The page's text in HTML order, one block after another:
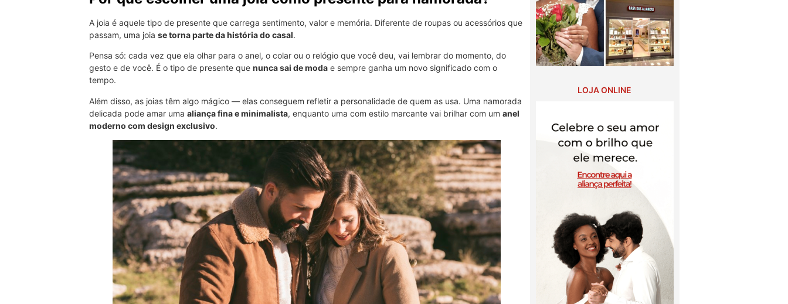
A joia é aquele tipo de presente que carrega sentimento, valor e memória. Diferente de roupas ou acessórios que
passam, uma joia se torna parte da história do casal.
Pensa só: cada vez que ela olhar para o anel, o colar ou o relógio que você deu, vai lembrar do momento, do
gesto e de você. É o tipo de presente que nunca sai de moda e sempre ganha um novo significado com o
tempo.
Além disso, as joias têm algo mágico — elas conseguem refletir a personalidade de quem as usa. Uma namorada
delicada pode amar uma aliança fina e minimalista, enquanto uma com estilo marcante vai brilhar com um anel
moderno com design exclusivo.
LOJA ONLINE